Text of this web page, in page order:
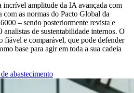
incrível amplitude da IA avançada com
com as normas do Pacto Global da
– sendo posteriormente revista e
de sustentabilidade internos. O
fiável e comparável, que pode defender
base para agir em toda a sua cadeia
abastecimento